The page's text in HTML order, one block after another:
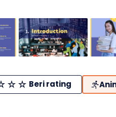
Beri rating